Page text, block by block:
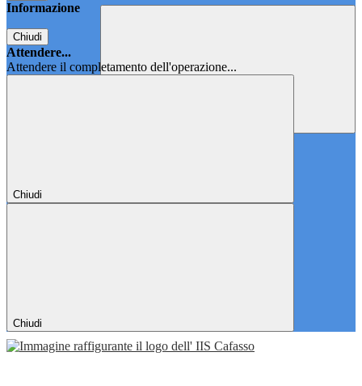
Informazione
Chiudi
Attendere...
Attendere il completamento dell'operazione...
Chiudi
Chiudi